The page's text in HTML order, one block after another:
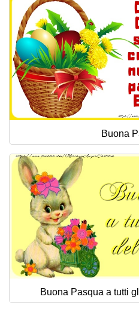
Buona
Buona Pasqua a tutti